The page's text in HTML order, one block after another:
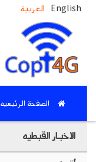
English العربية
الصفحة الرئيسيه
الاخبار القبطيه